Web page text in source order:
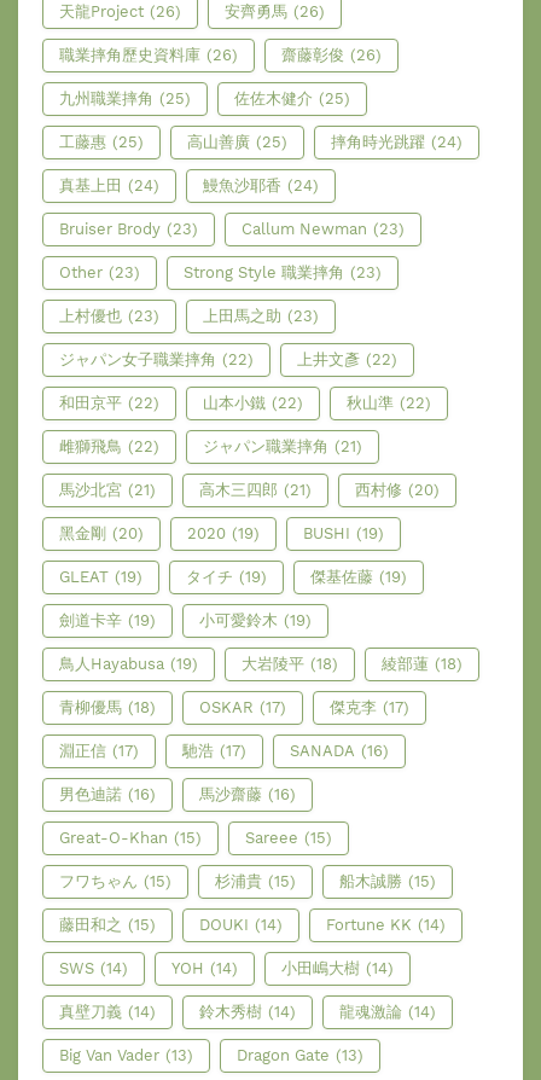
天龍Project (26) 安齊勇馬 (26)
職業摔角歷史資料庫 (26) 齋藤彰俊 (26)
九州職業摔角 (25) 佐佐木健介 (25)
工藤惠 (25) 高山善廣 (25) 摔角時光跳躍 (24)
真基上田 (24) 鰻魚沙耶香 (24)
Bruiser Brody (23) Callum Newman (23)
Other (23) Strong Style 職業摔角 (23)
上村優也 (23) 上田馬之助 (23)
ジャパン女子職業摔角 (22) 上井文彥 (22)
和田京平 (22) 山本小鐵 (22) 秋山準 (22)
雌獅飛鳥 (22) ジャパン職業摔角 (21)
馬沙北宮 (21) 高木三四郎 (21) 西村修 (20)
黑金剛 (20) 2020 (19) BUSHI (19)
GLEAT (19) タイチ (19) 傑基佐藤 (19)
劍道卡辛 (19) 小可愛鈴木 (19)
鳥人Hayabusa (19) 大岩陵平 (18) 綾部蓮 (18)
青柳優馬 (18) OSKAR (17) 傑克李 (17)
淵正信 (17) 馳浩 (17) SANADA (16)
男色迪諾 (16) 馬沙齋藤 (16)
Great-O-Khan (15) Sareee (15)
フワちゃん (15) 杉浦貴 (15) 船木誠勝 (15)
藤田和之 (15) DOUKI (14) Fortune KK (14)
SWS (14) YOH (14) 小田嶋大樹 (14)
真壁刀義 (14) 鈴木秀樹 (14) 龍魂激論 (14)
Big Van Vader (13) Dragon Gate (13)